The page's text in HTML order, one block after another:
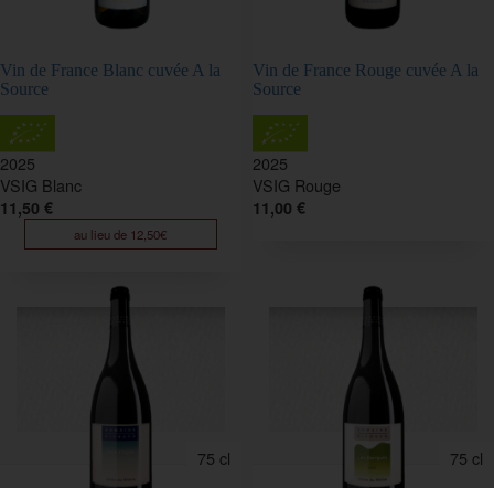
Vin de France Blanc cuvée A la
Source
2025
VSIG Blanc
11,50 €
au lieu de 12,50€
Vin de France Rouge cuvée A la
Source
2025
VSIG Rouge
11,00 €
75 cl 75 cl